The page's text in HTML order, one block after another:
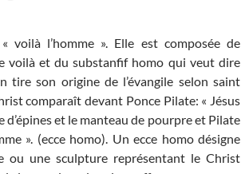
voilà l’homme ». Elle est composée de
voilà et du substanfif homo qui veut dire
tire son origine de l’évangile selon saint
comparaît devant Ponce Pilate: « Jésus
et le manteau de pourpre et Pilate
». (ecce homo). Un ecce homo désigne
ou une sculpture représentant le Christ